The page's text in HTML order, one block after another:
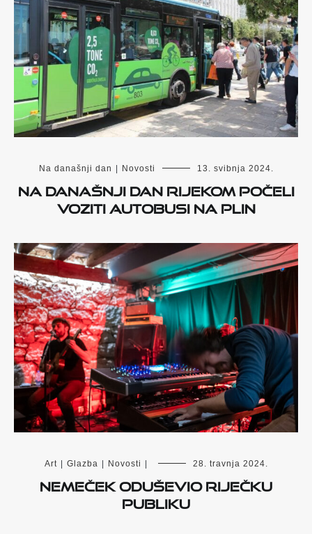
Na današnji dan Novosti 13. svibnja 2024.
Na današnji dan Rijekom počeli
voziti autobusi na plin
Art Glazba Novosti 28. travnja 2024.
Nemeček oduševio riječku
publiku